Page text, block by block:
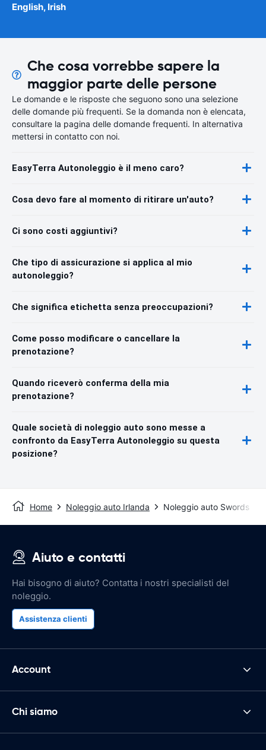
English, Irish
Che cosa vorrebbe sapere la
maggior parte delle persone
Le domande e le risposte che seguono sono una selezione
delle domande più frequenti. Se la domanda non è elencata,
consultare la pagina delle domande frequenti. In alternativa
mettersi in contatto con noi.
EasyTerra Autonoleggio è il meno caro?
Cosa devo fare al momento di ritirare un'auto?
Ci sono costi aggiuntivi?
Che tipo di assicurazione si applica al mio
autonoleggio?
Che significa etichetta senza preoccupazioni?
Come posso modificare o cancellare la
prenotazione?
Quando riceverò conferma della mia
prenotazione?
Quale società di noleggio auto sono messe a
confronto da EasyTerra Autonoleggio su questa
posizione?
Home Noleggio auto Irlanda Noleggio auto Swords
Aiuto e contatti
Hai bisogno di aiuto? Contatta i nostri specialisti del
noleggio.
Assistenza clienti
Account
Chi siamo